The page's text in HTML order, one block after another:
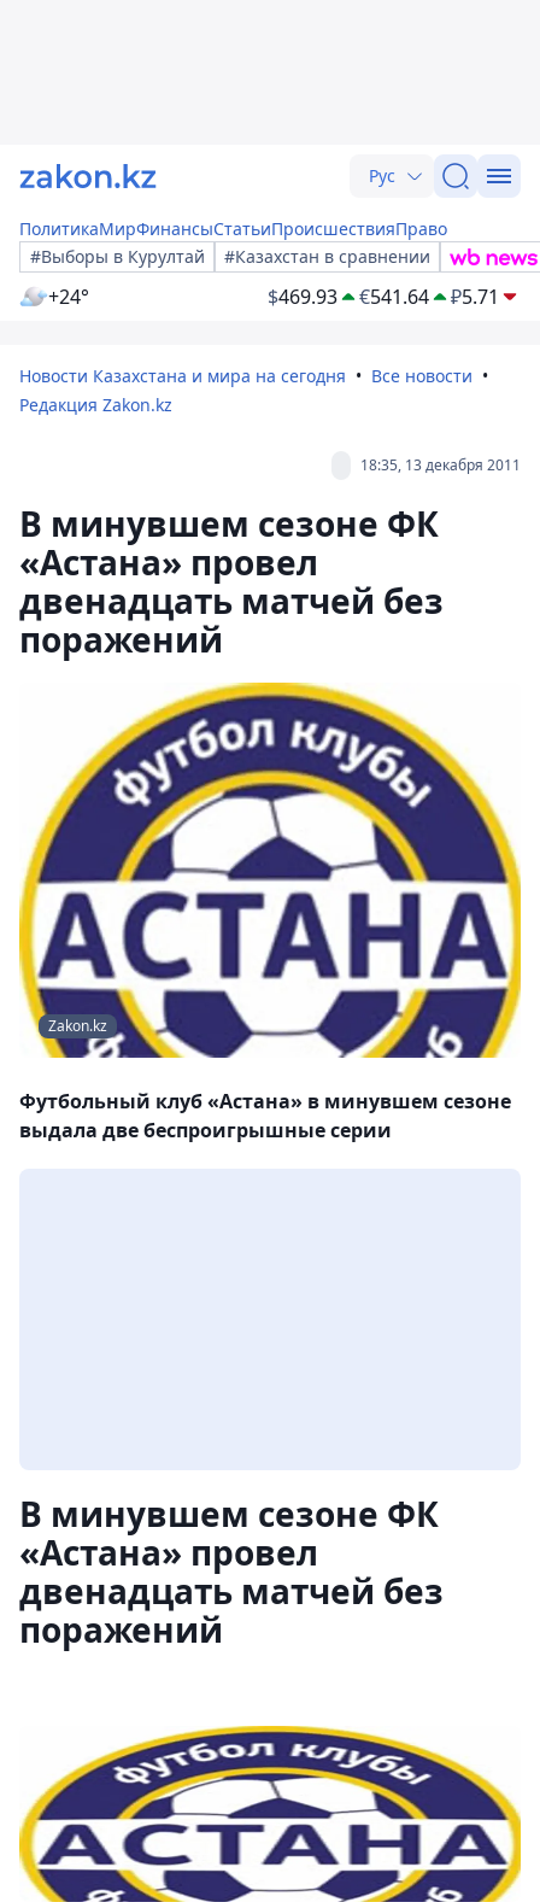
Рус
ПолитикаМирФинансыСтатьиПроисшествияПраво
#Выборы в Курултай
#Казахстан в сравнении
+24° $469.93 €541.64 ₽5.71
Новости Казахстана и мира на сегодня
Все новости
Редакция Zakon.kz
18:35, 13 декабря 2011
В минувшем сезоне ФК
«Астана» провел
двенадцать матчей без
поражений
Zakon.kz
Футбольный клуб «Астана» в минувшем сезоне
выдала две беспроигрышные серии
В минувшем сезоне ФК
«Астана» провел
двенадцать матчей без
поражений